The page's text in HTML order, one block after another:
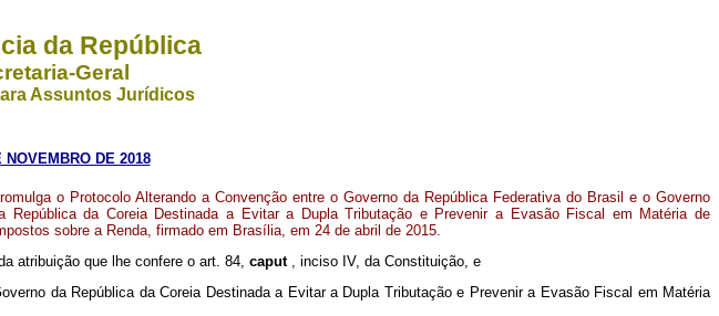
da República
Geral
Assuntos Jurídicos
NOVEMBRO DE 2018
o Protocolo Alterando a Convenção entre o Governo da República Federativa do Brasil e o Governo
República da Coreia Destinada a Evitar a Dupla Tributação e Prevenir a Evasão Fiscal em Matéria de
sobre a Renda, firmado em Brasília, em 24 de abril de 2015.
atribuição que lhe confere o art. 84, caput , inciso IV, da Constituição, e
da República da Coreia Destinada a Evitar a Dupla Tributação e Prevenir a Evasão Fiscal em Matéria